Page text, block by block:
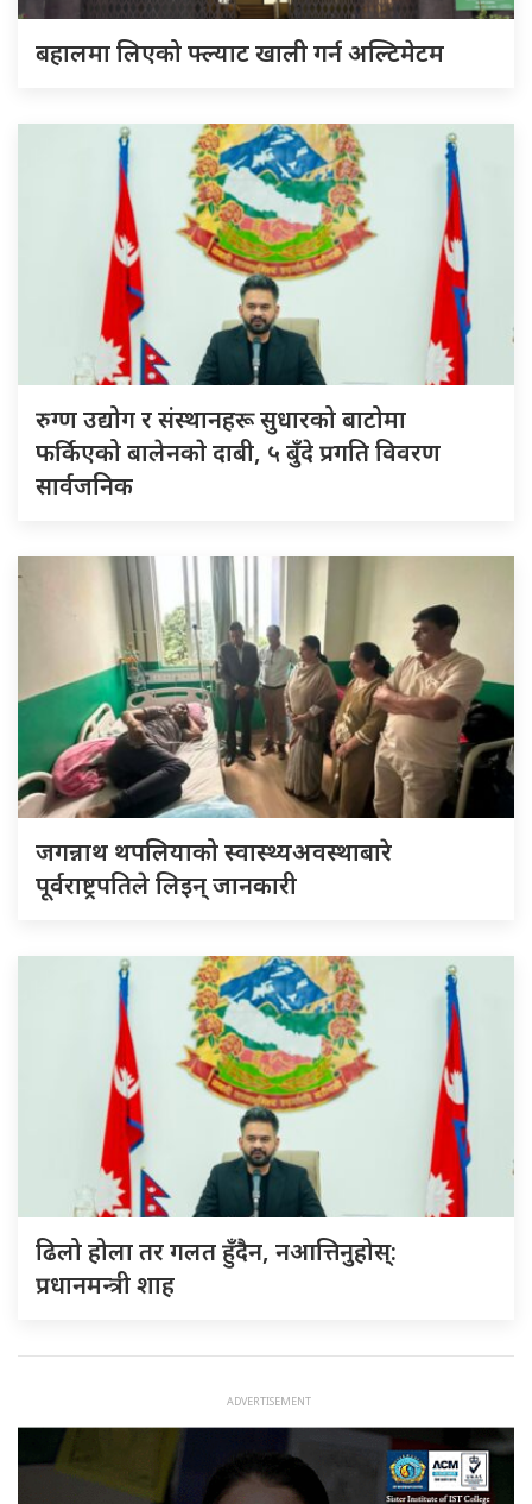
बहालमा लिएको फ्ल्याट खाली गर्न अल्टिमेटम
रुग्ण उद्योग र संस्थानहरू सुधारको बाटोमा
फर्किएको बालेनकाे दाबी, ५ बुँदे प्रगति विवरण
सार्वजनिक
जगन्नाथ थपलियाको स्वास्थ्यअवस्थाबारे
पूर्वराष्ट्रपतिले लिइन् जानकारी
ढिलो होला तर गलत हुँदैन, नआत्तिनुहोस्:
प्रधानमन्त्री शाह